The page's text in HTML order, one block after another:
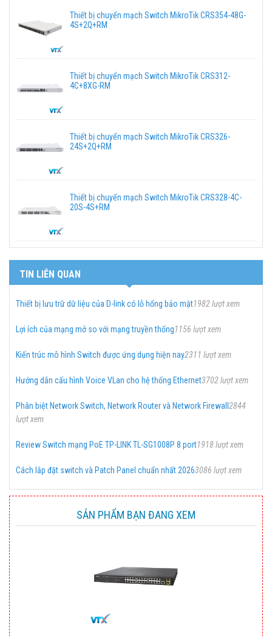
Thiết bị chuyển mạch Switch MikroTik CRS354-48G-
4S+2Q+RM
Thiết bị chuyển mạch Switch MikroTik CRS312-
4C+8XG-RM
Thiết bị chuyển mạch Switch MikroTik CRS326-
24S+2Q+RM
Thiết bị chuyển mạch Switch MikroTik CRS328-4C-
20S-4S+RM
TIN LIÊN QUAN
Thiết bị lưu trữ dữ liệu của D-link có lỗ hổng bảo mật1982 lượt xem
Lợi ích của mạng mở so với mạng truyền thống1156 lượt xem
Kiến trúc mô hình Switch được ứng dụng hiện nay2311 lượt xem
Hướng dẫn cấu hình Voice VLan cho hệ thống Ethernet3702 lượt xem
Phân biệt Network Switch, Network Router và Network Firewall 2844
lượt xem
Review Switch mạng PoE TP-LINK TL-SG1008P 8 port1918 lượt xem
Cách lắp đặt switch và Patch Panel chuẩn nhất 20263086 lượt xem
SẢN PHẨM BẠN ĐANG XEM